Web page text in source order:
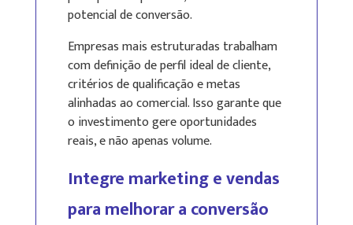
potencial de conversão.
Empresas mais estruturadas trabalham
com definição de perfil ideal de cliente,
critérios de qualificação e metas
alinhadas ao comercial. Isso garante que
o investimento gere oportunidades
reais, e não apenas volume.
Integre marketing e vendas
para melhorar a conversão